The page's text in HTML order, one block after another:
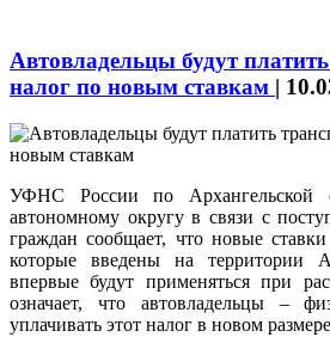
Автовладельцы будут
налог по новым ставкам |
УФНС России по Архангельской
автономному округу в связи с
граждан сообщает, что новые ставки
которые введены на территории
впервые будут применяться при
означает, что автовладельцы –
уплачивать этот налог в новом